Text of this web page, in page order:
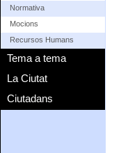
Normativa
Mocions
Recursos Humans
Tema a tema
La Ciutat
Ciutadans